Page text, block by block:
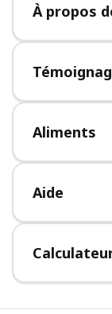
À propos
À propos de
Postes
Presse
Tous les
Aliments
Tous les
Aide
Centre d'aide
Calcul IMC
Calcul poids